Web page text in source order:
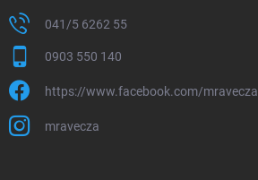
041/5 6262 55
0903 550 140
https://www.facebook.com/mravecza
mravecza